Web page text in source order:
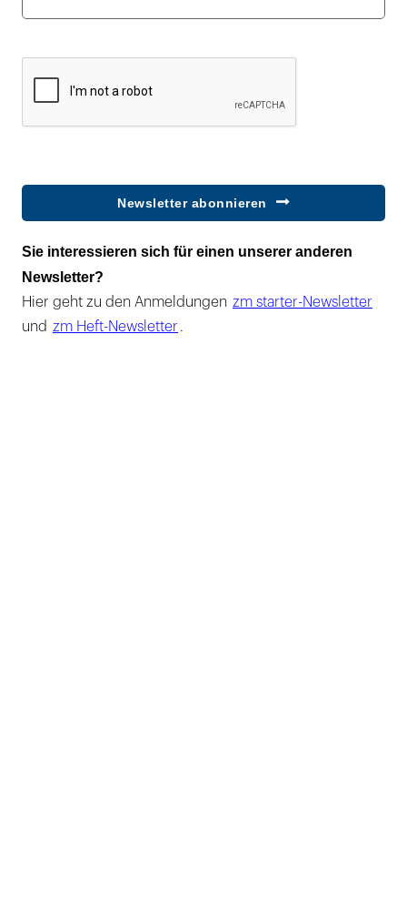
Newsletter abonnieren
Sie interessieren sich für einen unserer anderen
Newsletter?
Hier geht zu den Anmeldungen zm starter-Newsletter
und zm Heft-Newsletter .